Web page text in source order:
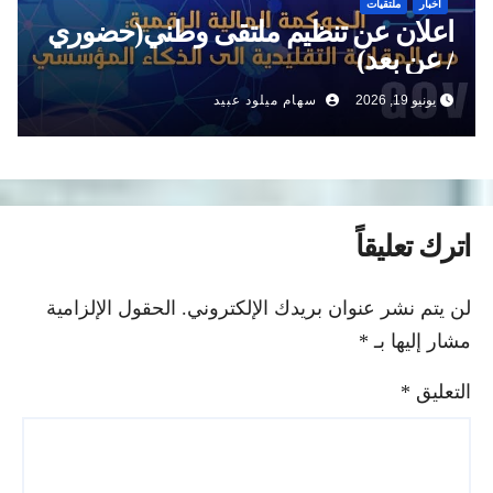
أخبار ملتقيات
اعلان عن تنظيم ملتقى وطني(حضوري
/ عن بعد)
يونيو 19, 2026 سهام ميلود عبيد
اترك تعليقاً
لن يتم نشر عنوان بريدك الإلكتروني. الحقول الإلزامية
مشار إليها بـ *
التعليق*